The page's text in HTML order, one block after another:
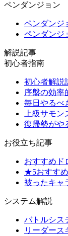
ペンダンジョン
ペンダンジ
ペンダンジ
解説記事
初心者指南
初心者解説
序盤の効率
毎日やるべ
上級サモ
復帰勢がや
お役立ち記事
おすすめド
★5おすす
被ったキャ
システム解説
バトルシス
リーダース